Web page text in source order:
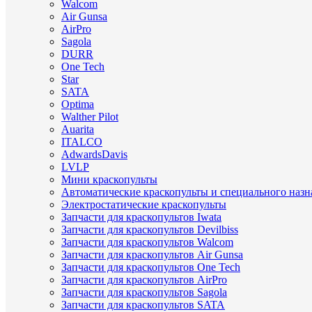
Walcom
Air Gunsa
AirPro
Sagola
DURR
One Tech
Star
SATA
Optima
Walther Pilot
Auarita
ITALCO
AdwardsDavis
LVLP
Мини краскопульты
Автоматические краскопульты и специального
Электростатические краскопульты
Запчасти для краскопультов Iwata
Запчасти для краскопультов Devilbiss
Запчасти для краскопультов Walcom
Запчасти для краскопультов Air Gunsa
Запчасти для краскопультов One Tech
Запчасти для краскопультов AirPro
Запчасти для краскопультов Sagola
Запчасти для краскопультов SATA